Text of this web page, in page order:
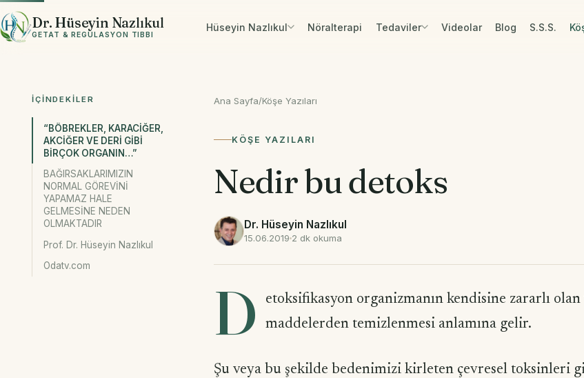
İçeriğe geç
Dr. Hüseyin Nazlıkul
GETAT & REGÜLASYON TIBBI
Hüseyin Nazlıkul Nöralterapi Tedaviler Videolar Blog S.S.S.
İÇINDEKILER
“BÖBREKLER, KARACİĞER,
AKCİĞER VE DERİ GİBİ
BİRÇOK ORGANIN…”
BAĞIRSAKLARIMIZIN
NORMAL GÖREVİNİ
YAPAMAZ HALE
GELMESİNE NEDEN
OLMAKTADIR
Prof. Dr. Hüseyin Nazlıkul
Odatv.com
Ana Sayfa/Köşe Yazıları
KÖŞE YAZILARI
Nedir bu detoks
Dr. Hüseyin Nazlıkul
15.06.2019 2 dk okuma
D
etoksifikasyon organizmanın kendisine zararlı
maddelerden temizlenmesi anlamına gelir.
Şu veya bu şekilde bedenimizi kirleten çevresel toksinleri